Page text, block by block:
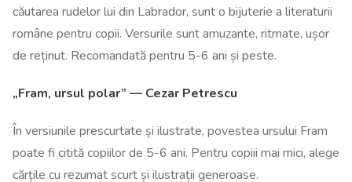
căutarea rudelor lui din Labrador, sunt o bijuterie a literaturii
române pentru copii. Versurile sunt amuzante, ritmate, ușor
de reținut. Recomandată pentru 5-6 ani și peste.
„Fram, ursul polar” — Cezar Petrescu
În versiunile prescurtate și ilustrate, povestea ursului Fram
poate fi citită copiilor de 5-6 ani. Pentru copiii mai mici, alege
cărțile cu rezumat scurt și ilustrații generoase.